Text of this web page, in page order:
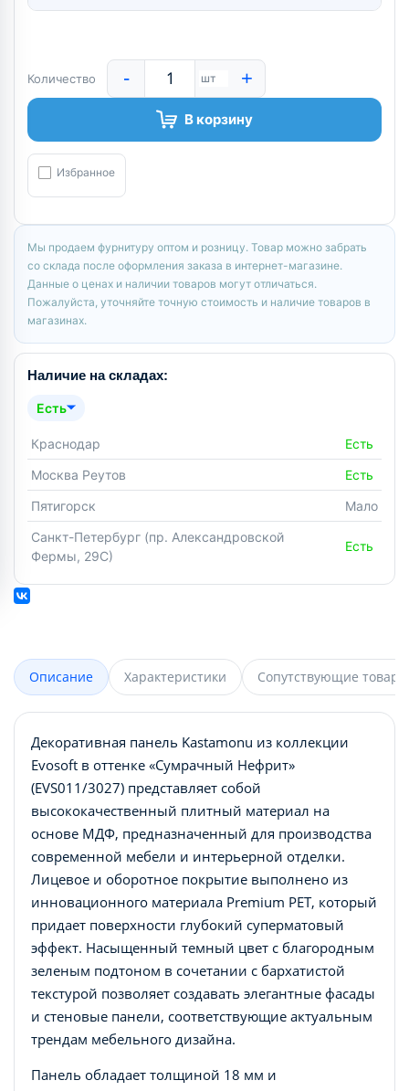
Количество - шт +
В корзину
Избранное
Мы продаем фурнитуру оптом и розницу. Товар можно забрать
со склада после оформления заказа в интернет-магазине.
Данные о ценах и наличии товаров могут отличаться.
Пожалуйста, уточняйте точную стоимость и наличие товаров в
магазинах.
Наличие на складах:
Есть
Краснодар
Есть
Москва Реутов
Есть
Пятигорск
Мало
Санкт-Петербург (пр. Александровской
Фермы, 29С)
Есть
Описание Характеристики Сопутствующие товары
Декоративная панель Kastamonu из коллекции
Evosoft в оттенке «Сумрачный Нефрит»
(EVS011/3027) представляет собой
высококачественный плитный материал на
основе МДФ, предназначенный для производства
современной мебели и интерьерной отделки.
Лицевое и оборотное покрытие выполнено из
инновационного материала Premium PET, который
придает поверхности глубокий суперматовый
эффект. Насыщенный темный цвет с благородным
зеленым подтоном в сочетании с бархатистой
текстурой позволяет создавать элегантные фасады
и стеновые панели, соответствующие актуальным
трендам мебельного дизайна.
Панель обладает толщиной 18 мм и